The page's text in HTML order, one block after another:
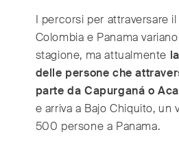
I percorsi per attraversare
Colombia e Panama
stagione, ma attualmente
delle persone che
parte da Capurganá o
e arriva a Bajo Chiquito, un
500 persone a Panama.